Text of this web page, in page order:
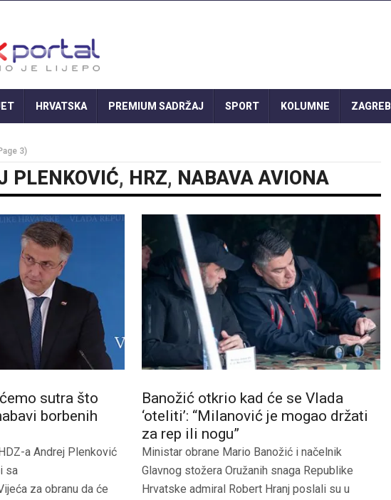
HRVATSKA PREMIUM SADRŽAJ SPORT KOLUMNE ZAGREB
3)
PLENKOVIĆ, HRZ, NABAVA AVIONA
sutra što
borbenih
a Andrej Plenković
sa
za obranu da će
Banožić otkrio kad će se Vlada
‘oteliti’: “Milanović je mogao držati
za rep ili nogu”
Ministar obrane Mario Banožić i načelnik
Glavnog stožera Oružanih snaga Republike
Hrvatske admiral Robert Hranj poslali su u